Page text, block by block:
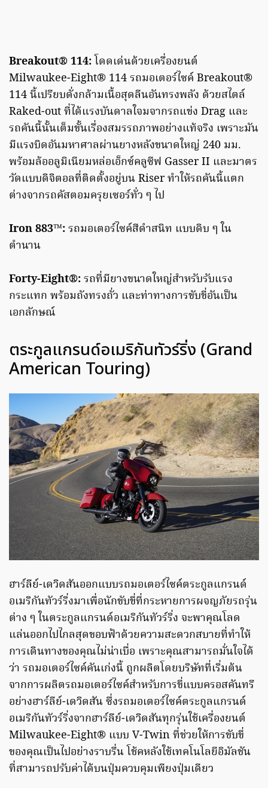
Breakout® 114: โดดเด่นด้วยเครื่องยนต์
Milwaukee-Eight® 114 รถมอเตอร์ไซค์ Breakout®
114 นี้เปรียบดั่งกล้ามเนื้อสุดลีนอันทรงพลัง ด้วยสไตล์
Raked-out ที่ได้แรงบันดาลใจมจากรถแข่ง Drag และ
รถคันนี้นั้นเต็มขั้นเรื่องสมรรถภาพอย่างแท้จริง เพราะมัน
มีแรงบิดอันมหาศาลผ่านยางหลังขนาดใหญ่ 240 มม.
พร้อมล้ออลูมิเนียมหล่อเอ็กซ์คลูซีฟ Gasser II และมาตร
วัดแบบดิจิตอลที่ติดตั้งอยู่บน Riser ทำให้รถคันนี้แตก
ต่างจากรถคัสตอมครุยเซอร์ทั่ว ๆ ไป
Iron 883™:รถมอเตอร์ไซค์สีดำสนิท แบบดิบ ๆ ใน
ตำนาน
Forty-Eight®:รถที่มียางขนาดใหญ่สำหรับรับแรง
กระแทก พร้อมถังทรงถั่ว และท่าทางการขับขี่อันเป็น
เอกลักษณ์
ตระกูลแกรนด์อเมริกันทัวร์ริ่ง (Grand
American Touring)
ฮาร์ลีย์-เดวิดสันออกแบบรถมอเตอร์ไซค์ตระกูลแกรนด์
อเมริกันทัวร์ริ่งมาเพื่อนักขับขี่ที่กระหายการผจญภัยรถรุ่น
ต่าง ๆ ในตระกูลแกรนด์อเมริกันทัวร์ริ่ง จะพาคุณโลด
แล่นออกไปไกลสุดขอบฟ้าด้วยความสะดวกสบายที่ทำให้
การเดินทางของคุณไม่น่าเบื่อ เพราะคุณสามารถมั่นใจได้
ว่า รถมอเตอร์ไซค์คันเก่งนี้ ถูกผลิตโดยบริษัทที่เริ่มต้น
จากการผลิตรถมอเตอร์ไซค์สำหรับการขี่แบบครอสคันทรี
อย่างฮาร์ลีย์-เดวิดสัน ซึ่งรถมอเตอร์ไซค์ตระกูลแกรนด์
อเมริกันทัวร์ริ่งจากฮาร์ลีย์-เดวิดสันทุกรุ่นใช้เครื่องยนต์
Milwaukee-Eight® แบบ V-Twin ที่ช่วยให้การขับขี่
ของคุณเป็นไปอย่างราบรื่น โช้คหลังใช้เทคโนโลยีอิมัลชัน
ที่สามารถปรับค่าได้บนปุ่มควบคุมเพียงปุ่มเดียว